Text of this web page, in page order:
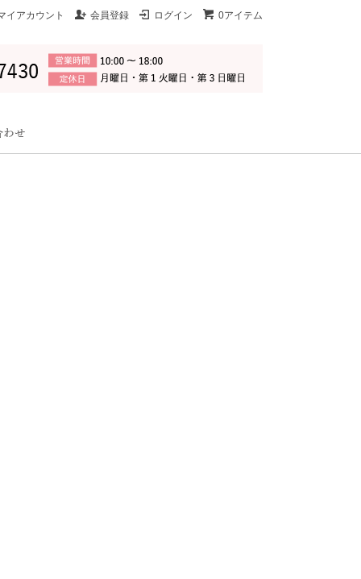
0アイテム
ログイン
会員登録
イアカウント